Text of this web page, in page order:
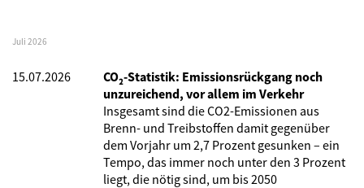
Juli 2026
15.07.2026
CO₂-Statistik: Emissionsrückgang noch
unzureichend, vor allem im Verkehr
Insgesamt sind die CO2-Emissionen aus
Brenn- und Treibstoffen damit gegenüber
dem Vorjahr um 2,7 Prozent gesunken – ein
Tempo, das immer noch unter den 3 Prozent
liegt, die nötig sind, um bis 2050